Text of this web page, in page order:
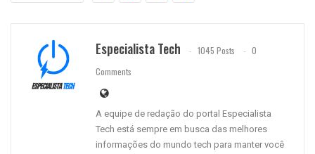
Especialista Tech 1045 Posts
0
Comments
A equipe de redação do portal Especialista
Tech está sempre em busca das melhores
informações do mundo tech para manter você